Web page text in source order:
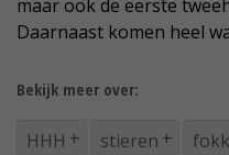
maar ook de eerste
Daarnaast komen heel
Bekijk meer over:
HHH stieren